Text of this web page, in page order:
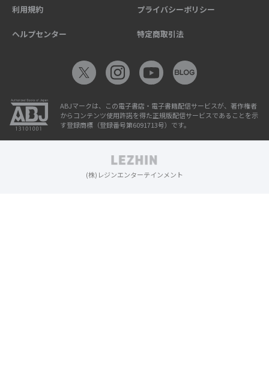
利用規約 プライバシーポリシー
ヘルプセンター 特定商取引法
ABJマークは、この電子書店・電子書籍配信サービスが、著作権者
からコンテンツ使用許諾を得た正規版配信サービスであることを示
す登録商標（登録番号第6091713号）です。
(株)レジンエンターテインメント